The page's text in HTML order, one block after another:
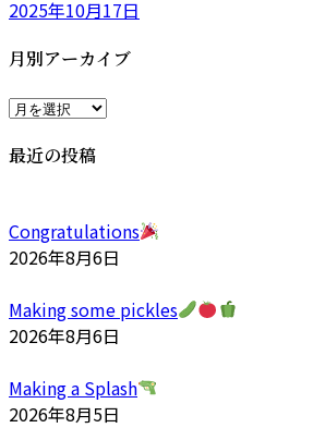
2025年10月17日
月別アーカイブ
月
ア
イ
ブ
最近の投稿
Congratulations
2026年8月6日
Making some pickles
2026年8月6日
Making a Splash
2026年8月5日